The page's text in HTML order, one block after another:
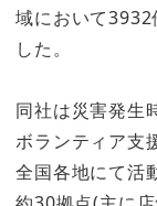
域において3932
した。
同社は災害発生
ボランティア支
全国各地にて活